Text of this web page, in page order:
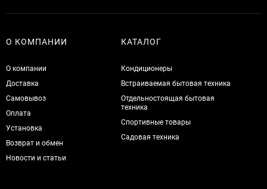
О КОМПАНИИ
О компании
Доставка
Самовывоз
Оплата
Установка
Возврат и обмен
Новости и статьи
КАТАЛОГ
Кондиционеры
Встраиваемая бытовая техника
Отдельностоящая бытовая
техника
Спортивные товары
Садовая техника